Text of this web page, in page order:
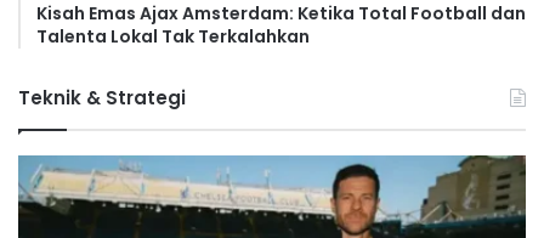
Kisah Emas Ajax Amsterdam: Ketika Total Football dan
Talenta Lokal Tak Terkalahkan
Teknik & Strategi